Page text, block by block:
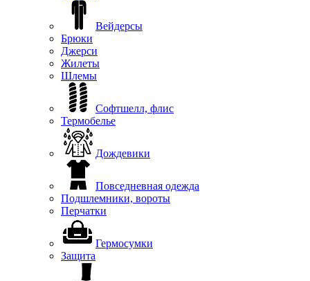
Вейдерсы
Брюки
Джерси
Жилеты
Шлемы
Софтшелл, флис
Термобелье
Дождевики
Повседневная одежда
Подшлемники, вороты
Перчатки
Гермосумки
Защита